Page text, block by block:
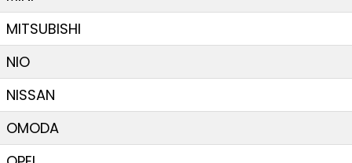
MITSUBISHI
NIO
NISSAN
OMODA